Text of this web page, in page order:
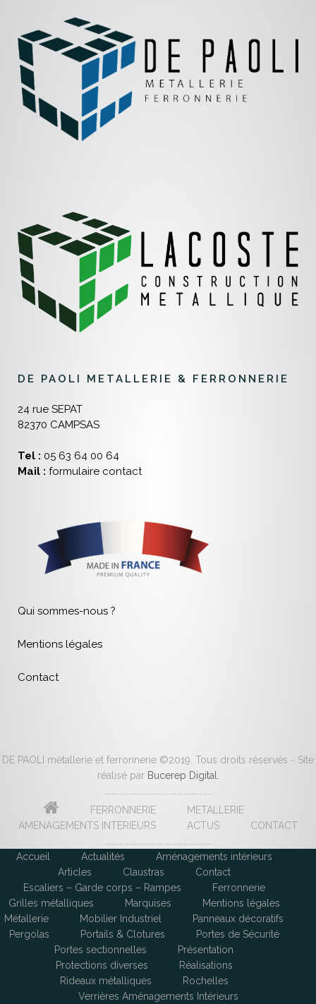
DE PAOLI METALLERIE & FERRONNERIE
24 rue SEPAT
82370 CAMPSAS
Tel : 05 63 64 00 64
Mail : formulaire contact
Qui sommes-nous ?
Mentions légales
Contact
DE PAOLI métallerie et ferronnerie ©2019. Tous droits réservés - Site
réalisé par Bucerep Digital
FERRONNERIE
METALLERIE
AMENAGEMENTS INTERIEURS
ACTUS
CONTACT
Accueil
Actualités
Aménagements intérieurs
Articles
Claustras
Contact
Escaliers – Garde corps – Rampes
Ferronnerie
Grilles métalliques
Marquises
Mentions légales
Métallerie
Mobilier Industriel
Panneaux décoratifs
Pergolas
Portails & Clotures
Portes de Sécurité
Portes sectionnelles
Présentation
Protections diverses
Réalisations
Rideaux métalliques
Rochelles
Verrières Aménagements Intérieurs